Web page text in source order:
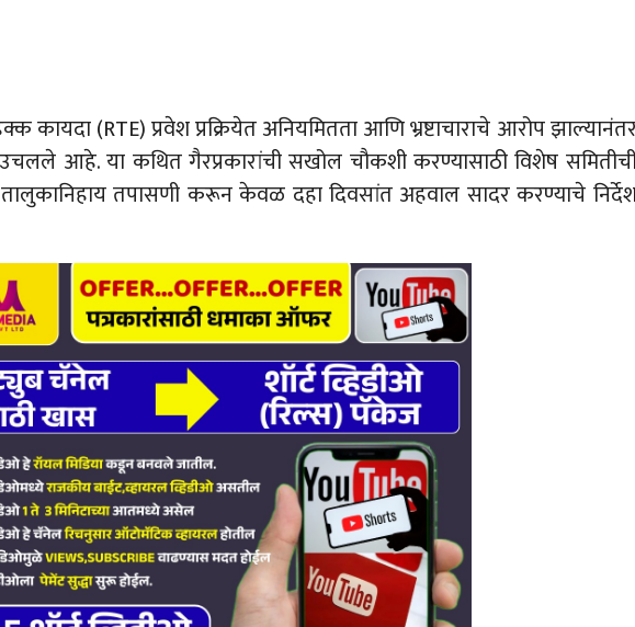
कायदा (RTE) प्रवेश प्रक्रियेत अनियमितता आणि भ्रष्टाचाराचे आरोप
आहे. या कथित गैरप्रकारांची सखोल चौकशी करण्यासाठी विशेष
तपासणी करून केवळ दहा दिवसांत अहवाल सादर करण्याचे